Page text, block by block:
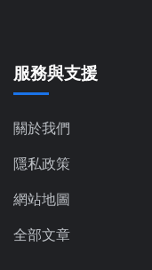
服務與支援
關於我們
隱私政策
網站地圖
全部文章